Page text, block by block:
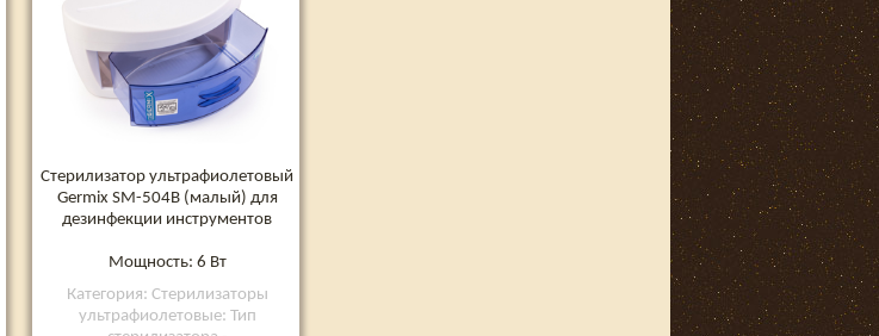
Стерилизатор ультрафиолетовый
Germix SM-504В (малый) для
дезинфекции инструментов
Мощность: 6 Вт
Категория: Стерилизаторы
ультрафиолетовые: Тип